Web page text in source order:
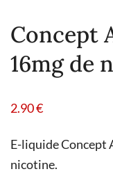
Concept
16mg de
2.90€
E-liquide Concept
nicotine.